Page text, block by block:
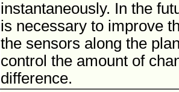
instantaneously. In the
is necessary to improve
the sensors along the
control the amount of
difference.